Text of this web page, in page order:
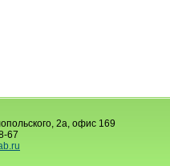
2а, офис 169
67